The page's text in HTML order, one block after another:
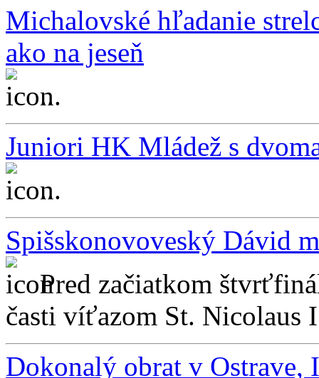
Michalovské hľadanie
ako na jeseň
...
Juniori HK Mládež s
...
Spišskonovoveský Dávid
Pred začiatkom
časti víťazom St.
Dokonalý obrat v Ostrave,